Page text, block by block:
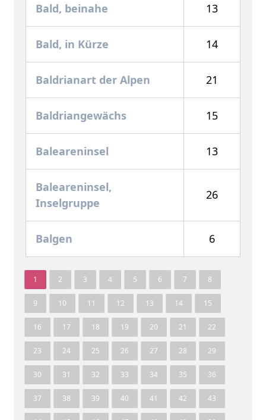
Bald, beinahe 13
Bald, in Kürze 14
Baldrianart der Alpen 21
Baldriangewächs 15
Baleareninsel 13
Baleareninsel,
Inselgruppe
26
Balgen 6
1 2 3 4 5 6 7 8
9 10 11 12 13 14 15
16 17 18 19 20 21 22
23 24 25 26 27 28 29
30 31 32 33 34 35 36
37 38 39 40 41 42 43